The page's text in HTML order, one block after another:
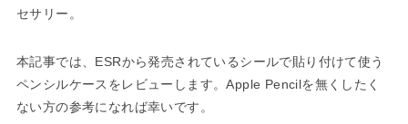
セサリー。
本記事では、ESRから発売されているシールで貼り付けて使う
ペンシルケースをレビューします。Apple Pencilを無くしたく
ない方の参考になれば幸いです。